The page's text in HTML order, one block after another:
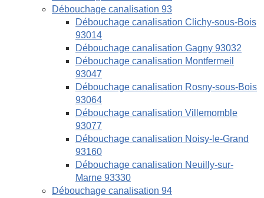
Débouchage canalisation 93
Débouchage canalisation Clichy-sous-Bois
93014
Débouchage canalisation Gagny 93032
Débouchage canalisation Montfermeil
93047
Débouchage canalisation Rosny-sous-Bois
93064
Débouchage canalisation Villemomble
93077
Débouchage canalisation Noisy-le-Grand
93160
Débouchage canalisation Neuilly-sur-
Marne 93330
Débouchage canalisation 94